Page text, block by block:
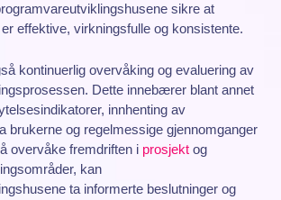
sikre at
effektive, virkningsfulle og konsistente.
kontinuerlig overvåking og evaluering av
Dette innebærer blant annet
innhenting av
brukerne og regelmessige gjennomganger
overvåke fremdriften i prosjekt og
kan
ta informerte beslutninger og